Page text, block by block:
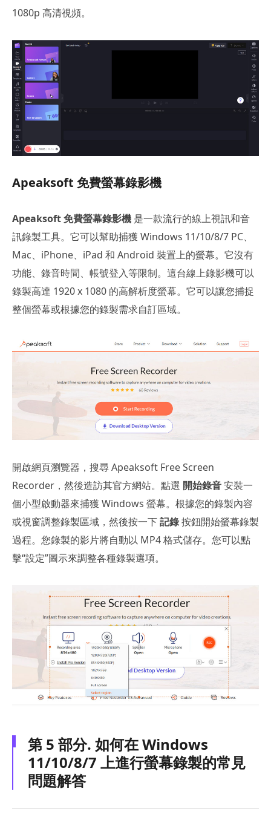
1080p 高清視頻。
Apeaksoft 免費螢幕錄影機
Apeaksoft 免費螢幕錄影機 是一款流行的線上視訊和音
訊錄製工具。它可以幫助捕獲 Windows 11/10/8/7 PC、
Mac、iPhone、iPad 和 Android 裝置上的螢幕。它沒有
功能、錄音時間、帳號登入等限制。這台線上錄影機可以
錄製高達 1920 x 1080 的高解析度螢幕。它可以讓您捕捉
整個螢幕或根據您的錄製需求自訂區域。
開啟網頁瀏覽器，搜尋 Apeaksoft Free Screen
Recorder，然後造訪其官方網站。點選 開始錄音安裝一
個小型啟動器來捕獲 Windows 螢幕。根據您的錄製內容
或視窗調整錄製區域，然後按一下記錄按鈕開始螢幕錄製
過程。您錄製的影片將自動以 MP4 格式儲存。您可以點
擊“設定”圖示來調整各種錄製選項。
第 5 部分. 如何在 Windows
11/10/8/7 上進行螢幕錄製的常見
問題解答